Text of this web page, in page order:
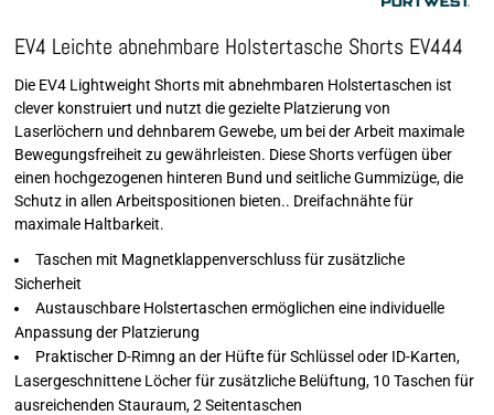
EV4 Leichte abnehmbare Holstertasche Shorts EV444
Die EV4 Lightweight Shorts mit abnehmbaren Holstertaschen ist
clever konstruiert und nutzt die gezielte Platzierung von
Laserlöchern und dehnbarem Gewebe, um bei der Arbeit maximale
Bewegungsfreiheit zu gewährleisten. Diese Shorts verfügen über
einen hochgezogenen hinteren Bund und seitliche Gummizüge, die
Schutz in allen Arbeitspositionen bieten.. Dreifachnähte für
maximale Haltbarkeit.
Taschen mit Magnetklappenverschluss für zusätzliche
Sicherheit
Austauschbare Holstertaschen ermöglichen eine individuelle
Anpassung der Platzierung
Praktischer D-Rimng an der Hüfte für Schlüssel oder ID-Karten,
Lasergeschnittene Löcher für zusätzliche Belüftung, 10 Taschen für
ausreichenden Stauraum, 2 Seitentaschen